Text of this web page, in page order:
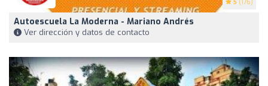
5 (176)
Autoescuela La Moderna - Mariano Andrés
Ver dirección y datos de contacto